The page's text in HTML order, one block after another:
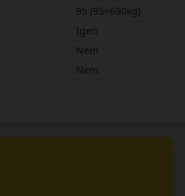
95 (95=690kg)
Igen
Nem
Nem